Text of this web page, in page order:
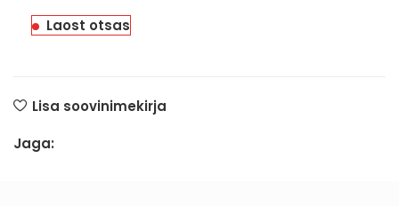
Laost otsas
Lisa soovinimekirja
Jaga: